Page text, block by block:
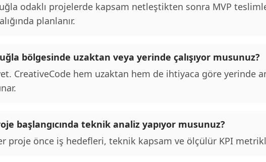
odaklı projelerde kapsam netleştikten sonra MVP
planlanır.
bölgesinde uzaktan veya yerinde çalışıyor musunuz?
CreativeCode hem uzaktan hem de ihtiyaca göre yerinde
başlangıcında teknik analiz yapıyor musunuz?
proje önce iş hedefleri, teknik kapsam ve ölçülür KPI